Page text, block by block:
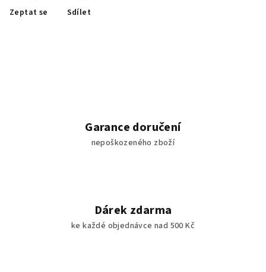
Zeptat se Sdílet
Garance doručení
nepoškozeného zboží
Dárek zdarma
ke každé objednávce nad 500 Kč